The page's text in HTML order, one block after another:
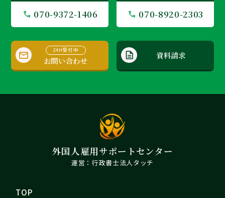
070-9372-1406 070-8920-2303
24H受付中
お問い合わせ
資料請求
外国人雇用サポートセンター
行政書士法人タッチ
TOP